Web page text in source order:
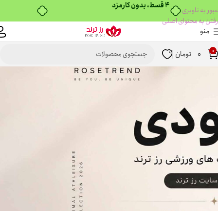
عبور به ناوبری
رفتن به محتوای اصلی
منو
0
0 تومان